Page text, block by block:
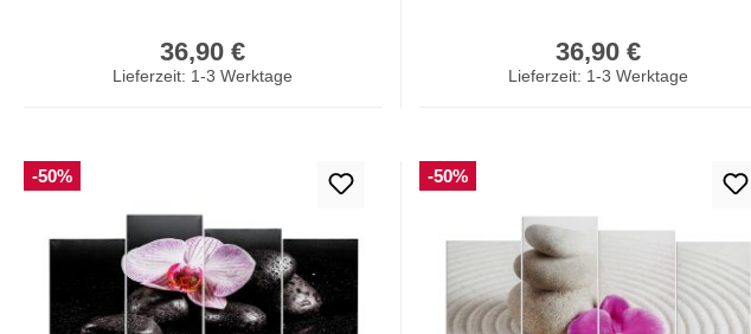
36,90 €
Lieferzeit: 1-3 Werktage
36,90 €
Lieferzeit: 1-3 Werktage
-50% -50%